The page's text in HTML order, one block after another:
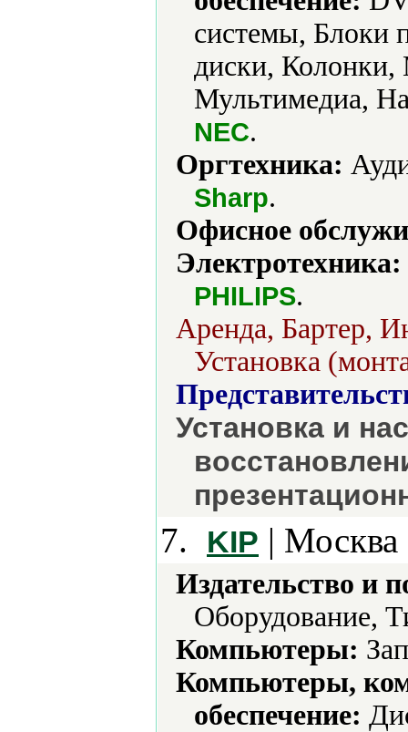
системы, Блоки
диски,
Мультимедиа,
NEC.
Оргтехника:
Sharp.
Офисное
Электротехника:
PHILIPS.
Аренда, Бартер,
Установка
Установка и
7. KIP |
Издательство и
Оборудование,
Компьютеры:
Компьютеры,
обеспечение: